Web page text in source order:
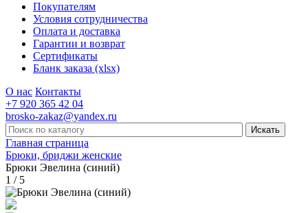
Покупателям
Условия сотрудничества
Оплата и доставка
Гарантии и возврат
Сертификаты
Бланк заказа (xlsx)
О нас Контакты
+7 920 365 42 04
brosko-zakaz@yandex.ru
Главная страница
Брюки, бриджи женские
Брюки Эвелина (синий)
1 / 5